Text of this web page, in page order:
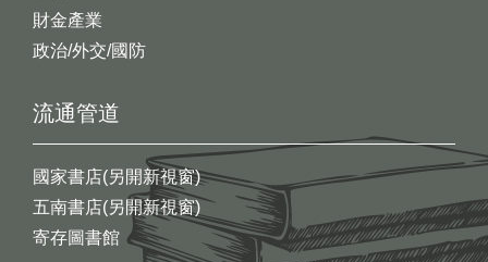
財金產業
政治/外交/國防
流通管道
國家書店(另開新視窗)
五南書店(另開新視窗)
寄存圖書館